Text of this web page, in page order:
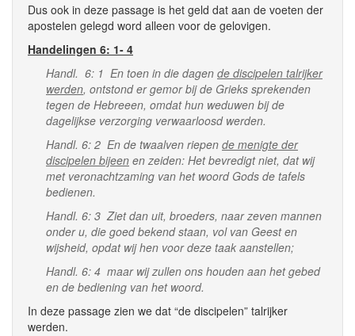
Dus ook in deze passage is het geld dat aan de voeten der
apostelen gelegd word alleen voor de gelovigen.
Handelingen 6: 1- 4
Handl. 6: 1 En toen in die dagen de discipelen talrijker
werden, ontstond er gemor bij de Grieks sprekenden
tegen de Hebreeen, omdat hun weduwen bij de
dagelijkse verzorging verwaarloosd werden.
Handl. 6: 2 En de twaalven riepen de menigte der
discipelen bijeen en zeiden: Het bevredigt niet, dat wij
met veronachtzaming van het woord Gods de tafels
bedienen.
Handl. 6: 3 Ziet dan uit, broeders, naar zeven mannen
onder u, die goed bekend staan, vol van Geest en
wijsheid, opdat wij hen voor deze taak aanstellen;
Handl. 6: 4 maar wij zullen ons houden aan het gebed
en de bediening van het woord.
In deze passage zien we dat “de discipelen” talrijker
werden.